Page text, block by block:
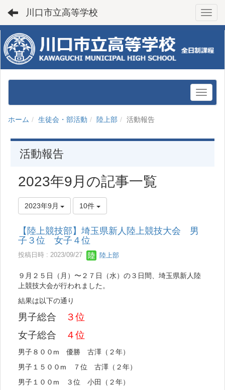
川口市立高等学校
ホーム 生徒会・部活動 陸上部 活動報告
活動報告
2023年9月の記事一覧
2023年9月 10件
【陸上競技部】埼玉県新人陸上競技大会 男
子３位 女子４位
投稿日時 : 2023/09/27 陸上部
９月２５日（月）〜２７日（水）の３日間、埼玉県新人陸
上競技大会が行われました。
結果は以下の通り
男子総合
３位
女子総合
４位
男子８００m 優勝 古澤（２年）
男子１５００m ７位 古澤（２年）
男子１００m ３位 小田（２年）